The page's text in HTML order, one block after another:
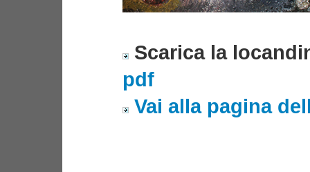
Scarica la
pdf
Vai alla pagina